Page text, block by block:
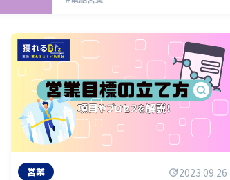
営業 2023.09.26